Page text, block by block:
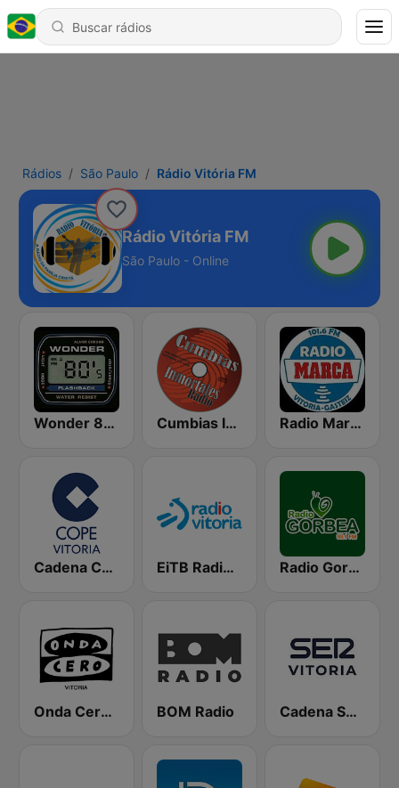
Rádios São Paulo Rádio Vitória FM
Rádio Vitória FM
São Paulo - Online
Wonder 80's Cumbias Inmortales Radio Radio Marca Vitoria-Gasteiz
Cadena COPE Vitoria EiTB Radio Vitoria Radio Gorbea
Onda Cero Vitoria BOM Radio Cadena SER Vitoria